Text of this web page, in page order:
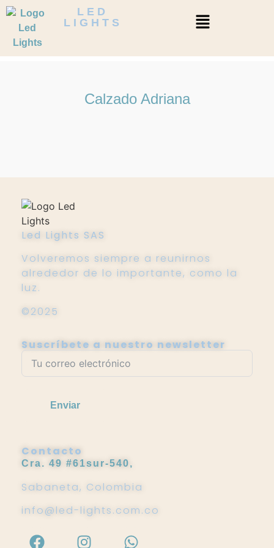
LED
LIGHTS
Calzado Adriana
Led Lights SAS
Volveremos siempre a reunirnos
alrededor de lo importante, como la
luz.
©2025
Suscríbete a nuestro newsletter
Enviar
Contacto
Cra. 49 #61sur-540,
Sabaneta, Colombia
info@led-lights.com.co